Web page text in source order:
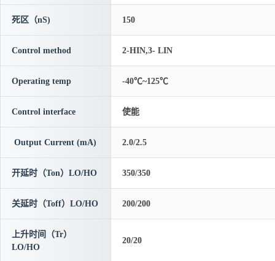
死区（nS) 150
Control method 2-HIN,3- LIN
Operating temp -40℃~125℃
Control interface 使能
Output Current (mA) 2.0/2.5
开延时（Ton）LO/HO 350/350
关延时（Toff）LO/HO 200/200
上升时间（Tr）
LO/HO
20/20